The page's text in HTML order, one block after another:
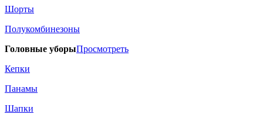
Шорты
Полукомбинезоны
Головные уборыПросмотреть
Кепки
Панамы
Шапки